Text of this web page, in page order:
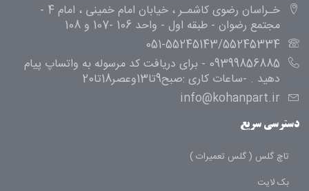
خـراسان رضوی کاشمـر ، خیابان امام خمینی ، امام 4 -
مجتمع رضوان - طبقه اول - واحد 106 -107 و 108
051-55245143/55245334
09399856885 - برای دریافت کد مرسوله به واتساپ پیام
دهید . -ساعات کاری :صبح9تا13وعصر18تا20
info@kohanpart.ir
دسترسی سریع
تاچ گلس ( گلس تعمیرات )
بک لایت